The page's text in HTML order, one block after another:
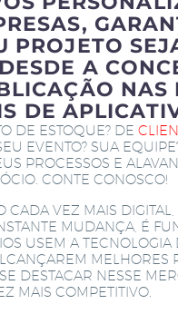
PROJETO
A
NAS
DE
DE ESTOQUE? DE
EVENTO? SUA
PROCESSOS E
CONTE CONOSCO!
CADA VEZ MAIS
MUDANÇA, É
USEM A TECNOLOGIA
MELHORES
DESTACAR NESSE
MAIS COMPETITIVO.